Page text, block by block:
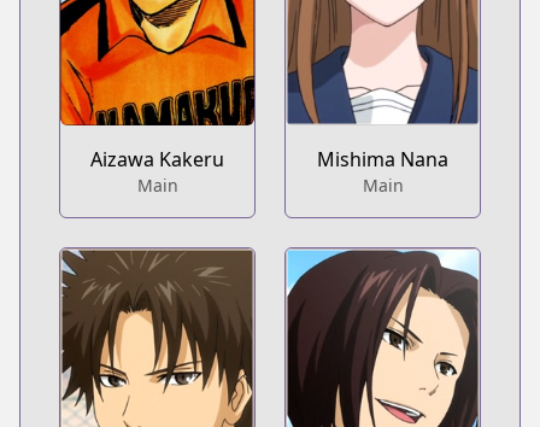
Aizawa Kakeru
Main
Mishima Nana
Main